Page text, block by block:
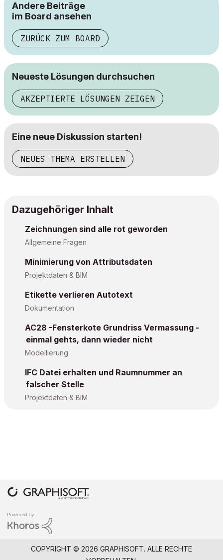
Andere Beiträge
im Board ansehen
ZURÜCK ZUM BOARD
Neueste Lösungen durchsuchen
AKZEPTIERTE LÖSUNGEN ZEIGEN
Eine neue Diskussion starten!
NEUES THEMA ERSTELLEN
Dazugehöriger Inhalt
Zeichnungen sind alle rot geworden
Allgemeine Fragen
Minimierung von Attributsdaten
Projektdaten & BIM
Etikette verlieren Autotext
Dokumentation
AC28 -Fensterkote Grundriss Vermassung -
einmal gehts, dann wieder nicht
Modellierung
IFC Datei erhalten und Raumnummer an
falscher Stelle
Projektdaten & BIM
COPYRIGHT © 2026 GRAPHISOFT. ALLE RECHTE